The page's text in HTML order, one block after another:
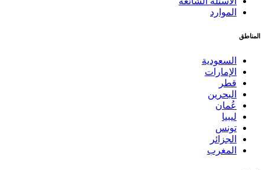
الموارد
المناطق
السعودية
الإمارات
قطر
البحرين
عُمان
ليبيا
تونس
الجزائر
المغرب